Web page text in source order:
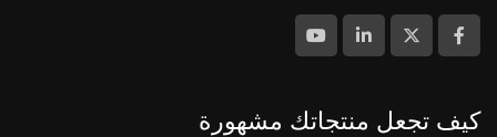
كيف تجعل منتجاتك مشهورة